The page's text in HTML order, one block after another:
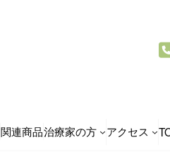
関連商品治療家の方 アクセス